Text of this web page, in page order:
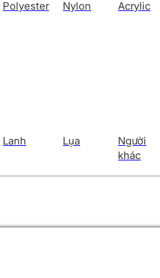
Polyester Nylon Acrylic
Lanh Lụa
Người
khác